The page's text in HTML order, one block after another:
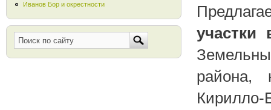
Иванов Бор и окрестности
Форма поиска Найти
участки
района,
Кирилло-